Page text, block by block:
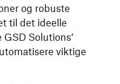
og robuste
til det ideelle
Solutions’
viktige